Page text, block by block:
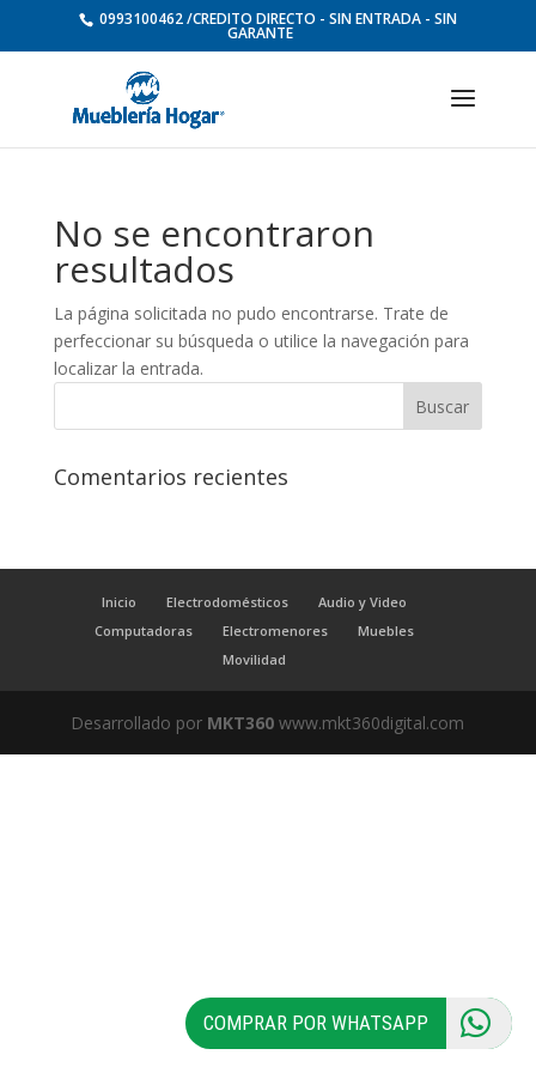
0993100462 /CREDITO DIRECTO - SIN ENTRADA - SIN
GARANTE
No se encontraron
resultados
La página solicitada no pudo encontrarse. Trate de
perfeccionar su búsqueda o utilice la navegación para
localizar la entrada.
Comentarios recientes
Inicio Electrodomésticos
Audio y Video
Computadoras
Electromenores
Muebles
Movilidad
Desarrollado por MKT360 www.mkt360digital.com
COMPRAR POR WHATSAPP